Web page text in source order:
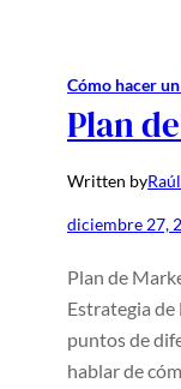
Cómo hacer
Plan
Written by
diciembre 27,
Plan de
Estrategia
puntos de
hablar de